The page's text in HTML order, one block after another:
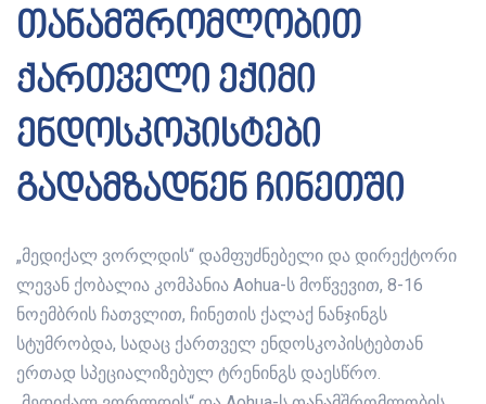
თანამშრომლობით
ქართველი ექიმი
ენდოსკოპისტები
გადამზადნენ ჩინეთში
„მედიქალ ვორლდის“ დამფუძნებელი და დირექტორი
ლევან ქობალია კომპანია Aohua-ს მოწვევით, 8-16
ნოემბრის ჩათვლით, ჩინეთის ქალაქ ნანჯინგს
სტუმრობდა, სადაც ქართველ ენდოსკოპისტებთან
ერთად სპეციალიზებულ ტრენინგს დაესწრო.